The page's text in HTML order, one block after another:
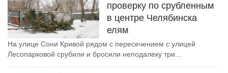
проверку по срубленным
в центре Челябинска
елям
На улице Сони Кривой рядом с пересечением с улицей
Лесопарковой срубили и бросили неподалеку три...